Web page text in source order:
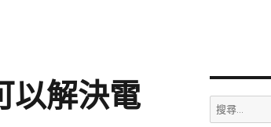
以解決電
搜
尋